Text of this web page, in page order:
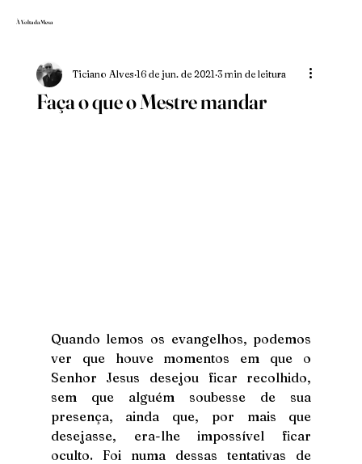
À Volta da Mesa
Faça o que o Mestre mandar
Ticiano Alves 16 de jun. de 2021 3 min de leitura
Quando lemos os evangelhos, podemos
ver que houve momentos em que o
Senhor Jesus desejou ficar recolhido,
sem que alguém soubesse de sua
presença, ainda que, por mais que
desejasse, era-lhe impossível ficar
oculto. Foi numa dessas tentativas de